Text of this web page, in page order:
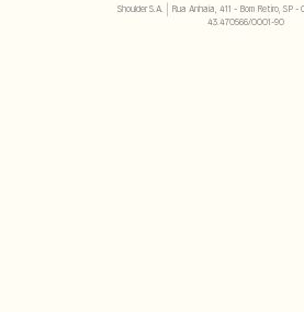
Shoulder S.A. | Rua Anhaia, 411 - Bom Retiro, SP
43.470566/0001-90